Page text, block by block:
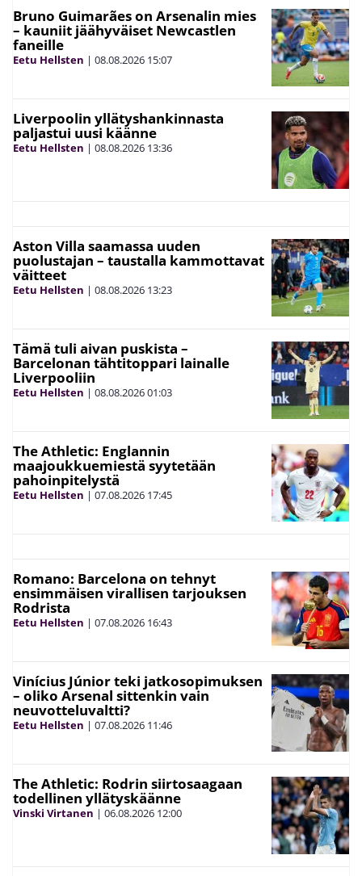
Bruno Guimarães on Arsenalin mies
– kauniit jäähyväiset Newcastlen
faneille
Eetu Hellsten | 08.08.2026 15:07
Liverpoolin yllätyshankinnasta
paljastui uusi käänne
Eetu Hellsten | 08.08.2026 13:36
Aston Villa saamassa uuden
puolustajan – taustalla kammottavat
väitteet
Eetu Hellsten | 08.08.2026 13:23
Tämä tuli aivan puskista –
Barcelonan tähtitoppari lainalle
Liverpooliin
Eetu Hellsten | 08.08.202601:03
The Athletic: Englannin
maajoukkuemiestä syytetään
pahoinpitelystä
Eetu Hellsten | 07.08.2026 17:45
Romano: Barcelona on tehnyt
ensimmäisen virallisen tarjouksen
Rodrista
Eetu Hellsten | 07.08.2026 16:43
Vinícius Júnior teki jatkosopimuksen
– oliko Arsenal sittenkin vain
neuvotteluvaltti?
Eetu Hellsten | 07.08.2026 11:46
The Athletic: Rodrin siirtosaagaan
todellinen yllätyskäänne
Vinski Virtanen | 06.08.2026 12:00